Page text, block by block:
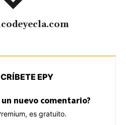
EPY
nuevo comentario?
es gratuito.